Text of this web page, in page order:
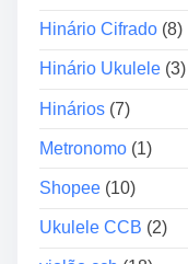
Hinário Cifrado (8)
Hinário Ukulele (3)
Hinários (7)
Metronomo (1)
Shopee (10)
Ukulele CCB (2)